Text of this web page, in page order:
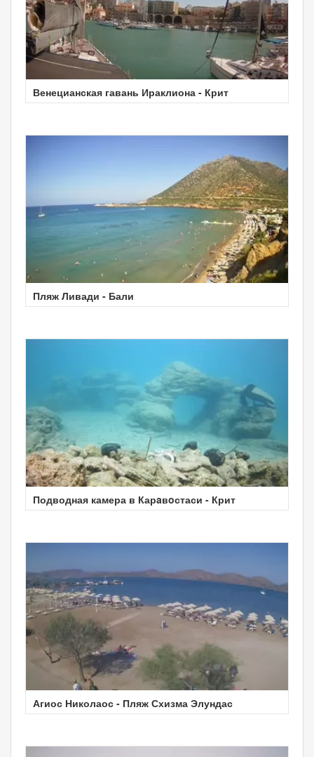
Венецианская гавань Ираклиона - Крит
Пляж Ливади - Бали
Подводная камера в Карaвoстаси - Крит
Агиос Николаос - Пляж Схизма Элундас